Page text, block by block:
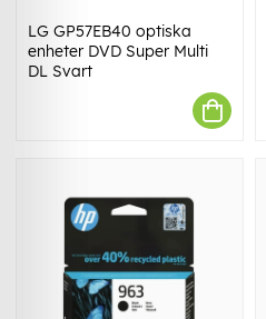
LG GP57EB40 optiska
enheter DVD Super Multi
DL Svart